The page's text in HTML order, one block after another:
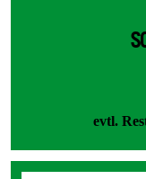
evtl.